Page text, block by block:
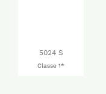
5024 S
Classe 1*